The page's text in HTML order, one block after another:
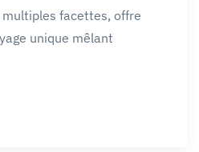
multiples facettes, offre
unique mêlant